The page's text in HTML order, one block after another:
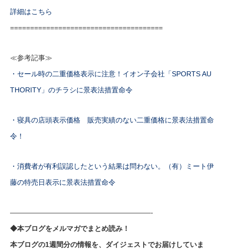
詳細はこちら
======================================
≪参考記事≫
・セール時の二重価格表示に注意！イオン子会社「SPORTS AU
THORITY」のチラシに景表法措置命令
・寝具の店頭表示価格 販売実績のない二重価格に景表法措置命
令！
・消費者が有利誤認したという結果は問わない。（有）ミート伊
藤の特売日表示に景表法措置命令
————————————————————-
◆本ブログをメルマガでまとめ読み！
本ブログの1週間分の情報を、ダイジェストでお届けしていま